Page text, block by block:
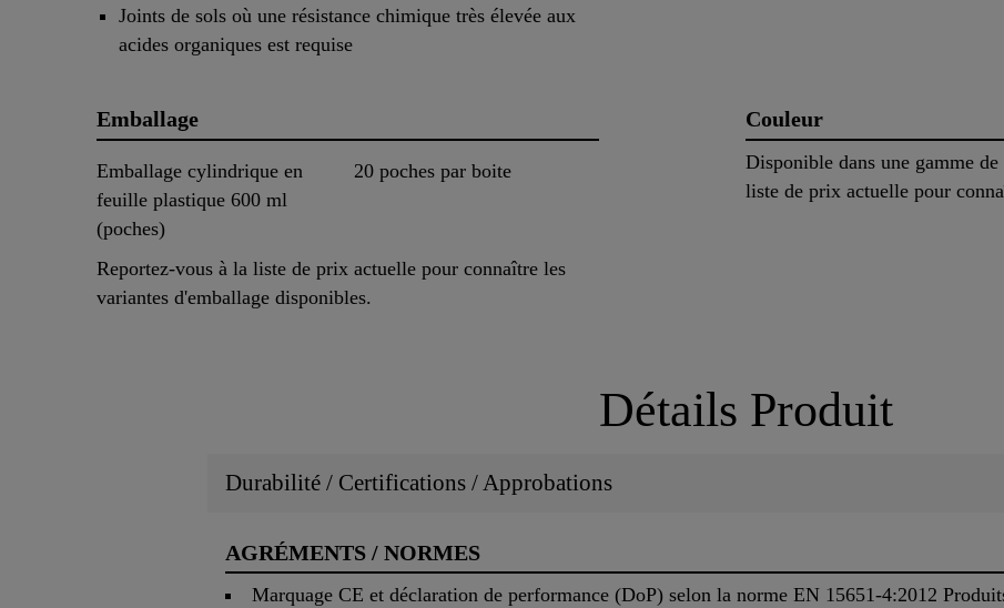
Joints de sols où une résistance chimique très élevée aux
acides organiques est requise
Emballage
Emballage cylindrique en
feuille plastique 600 ml
(poches)
20 poches par boite
Reportez-vous à la liste de prix actuelle pour connaître les
variantes d'emballage disponibles.
Couleur
Disponible dans une gamme
liste de prix actuelle pour
Détails Produit
Durabilité / Certifications / Approbations
AGRÉMENTS / NORMES
Marquage CE et déclaration de performance (DoP) selon la norme EN 15651-4:2012